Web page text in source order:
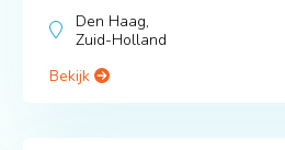
Den Haag,
Zuid-Holland
Bekijk